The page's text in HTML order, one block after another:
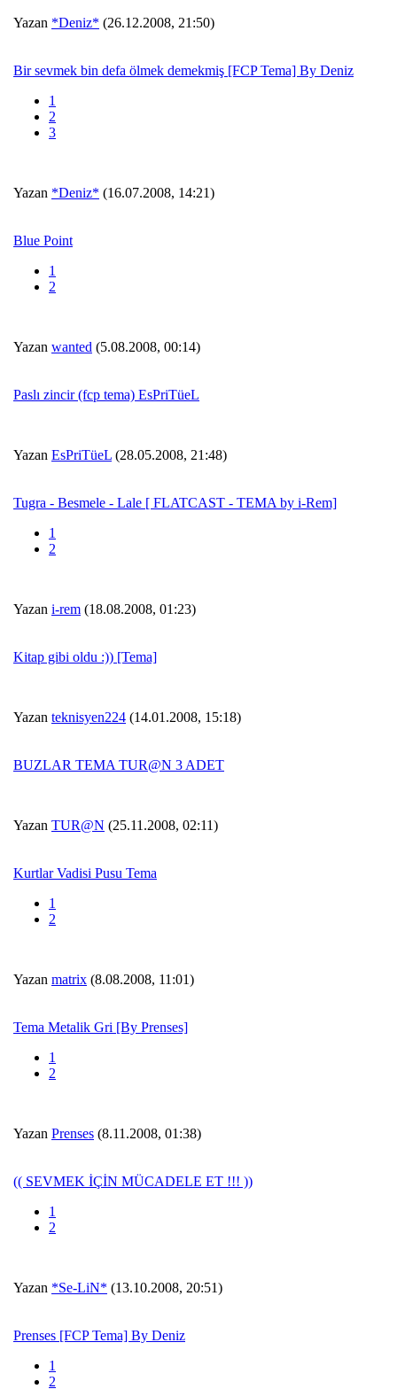
Yazan *Deniz* (26.12.2008, 21:50)
Bir sevmek bin defa ölmek demekmiş [FCP Tema] By Deniz
1
2
3
Yazan *Deniz* (16.07.2008, 14:21)
Blue Point
1
2
Yazan wanted (5.08.2008, 00:14)
Paslı zincir (fcp tema) EsPriTüeL
Yazan EsPriTüeL (28.05.2008, 21:48)
Tugra - Besmele - Lale [ FLATCAST - TEMA by i-Rem]
1
2
Yazan i-rem (18.08.2008, 01:23)
Kitap gibi oldu :)) [Tema]
Yazan teknisyen224 (14.01.2008, 15:18)
BUZLAR TEMA TUR@N 3 ADET
Yazan TUR@N (25.11.2008, 02:11)
Kurtlar Vadisi Pusu Tema
1
2
Yazan matrix (8.08.2008, 11:01)
Tema Metalik Gri [By Prenses]
1
2
Yazan Prenses (8.11.2008, 01:38)
(( SEVMEK İÇİN MÜCADELE ET !!! ))
1
2
Yazan *Se-LiN* (13.10.2008, 20:51)
Prenses [FCP Tema] By Deniz
1
2